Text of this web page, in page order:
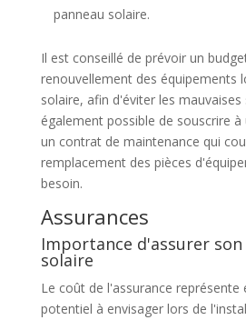
panneau solaire.
Il est conseillé de prévoir un
renouvellement des équipements
solaire, afin d'éviter les mauvaises
également possible de souscrire
un contrat de maintenance qui
remplacement des pièces
besoin.
Assurances
Importance d'assurer
solaire
Le coût de l'assurance
potentiel à envisager lors de